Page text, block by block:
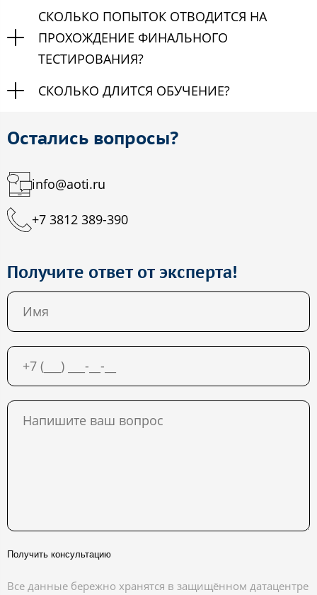
СКОЛЬКО ПОПЫТОК ОТВОДИТСЯ НА
ПРОХОЖДЕНИЕ ФИНАЛЬНОГО
ТЕСТИРОВАНИЯ?
СКОЛЬКО ДЛИТСЯ ОБУЧЕНИЕ?
Остались вопросы?
info@aoti.ru
+7 3812 389-390
Получите ответ от эксперта!
Получить консультацию
Все данные бережно хранятся в защищённом датацентре